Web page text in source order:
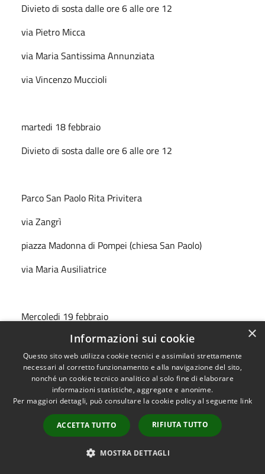
Divieto di sosta dalle ore 6 alle ore 12
via Pietro Micca
via Maria Santissima Annunziata
via Vincenzo Muccioli
martedi 18 febbraio
Divieto di sosta dalle ore 6 alle ore 12
Parco San Paolo Rita Privitera
via Zangrì
piazza Madonna di Pompei (chiesa San Paolo)
via Maria Ausiliatrice
Mercoledi 19 febbraio
Divieto di sosta dalle ore 6 alle ore 12
Via Gramsci tratto tra via Vittorio Emanuele II e
confine con Mascalucia
Via Gramsci 152 area a verde
Via Gramsci 164 area a verde
×
Informazioni sui cookie
Questo sito web utilizza cookie tecnici e assimilati strettamente
necessari al corretto funzionamento e alla navigazione del sito,
nonché un cookie tecnico analitico al solo fine di elaborare
informazioni statistiche, aggregate e anonime.
Per maggiori dettagli, può consultare la cookie policy al seguente link
ACCETTA TUTTO RIFIUTA TUTTO
MOSTRA DETTAGLI